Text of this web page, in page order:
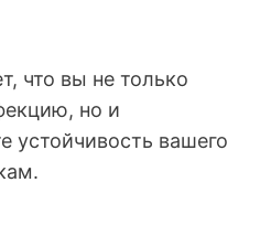
что вы не только
но и
устойчивость вашего